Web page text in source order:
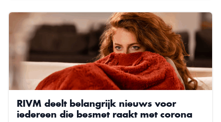
RIVM deelt belangrijk nieuws voor
iedereen die besmet raakt met corona